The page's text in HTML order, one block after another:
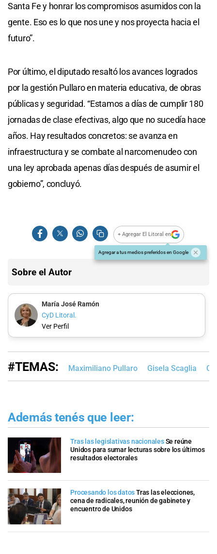
Santa Fe y honrar los compromisos asumidos con la
gente. Eso es lo que nos une y nos proyecta hacia el
futuro”.
Por último, el diputado resaltó los avances logrados
por la gestión Pullaro en materia educativa, de obras
públicas y seguridad. “Estamos a días de cumplir 180
jornadas de clase efectivas, algo que no sucedía hace
años. Hay resultados concretos: se avanza en
infraestructura y se combate al narcomenudeo con
una ley aprobada apenas días después de asumir el
gobierno”, concluyó.
+ Agregar El Litoral en
Agregar a tus medios preferidos en Google
Sobre el Autor
María José Ramón
CyD Litoral.
Ver Perfil
#TEMAS: Maximiliano Pullaro Gisela Scaglia
Además tenés que leer:
Tras las legislativas nacionalesSe reúne
Unidos para sumar lecturas sobre los últimos
resultados electorales
Procesando los datosTras las elecciones,
cena de radicales, reunión de gabinete y
encuentro de Unidos